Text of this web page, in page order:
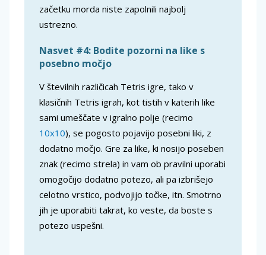
začetku morda niste zapolnili najbolj
ustrezno.
Nasvet #4: Bodite pozorni na like s
posebno močjo
V številnih različicah Tetris igre, tako v
klasičnih Tetris igrah, kot tistih v katerih like
sami umeščate v igralno polje (recimo
10x10), se pogosto pojavijo posebni liki, z
dodatno močjo. Gre za like, ki nosijo poseben
znak (recimo strela) in vam ob pravilni uporabi
omogočijo dodatno potezo, ali pa izbrišejo
celotno vrstico, podvojijo točke, itn. Smotrno
jih je uporabiti takrat, ko veste, da boste s
potezo uspešni.